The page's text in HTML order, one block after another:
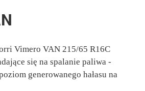
Vimero VAN 215/65 R16C
się na spalanie paliwa -
generowanego hałasu na